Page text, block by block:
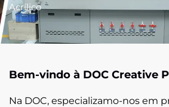
Acrílico
Bem-vindo à DOC Creative
Na DOC, especializamo-nos em